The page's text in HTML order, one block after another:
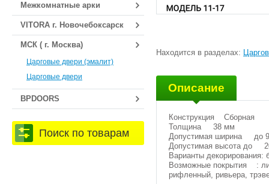
Межкомнатные арки
VITORA г. Новочебоксарск
МСК ( г. Москва)
Царговые двери (эмалит)
Царговые двери
BPDOORS
Поиск по товарам
Находится в разделах:
Описание
Конструкция Сборная
Толщина 38 мм
Допустимая ширина до
Допустимая высота до
Варианты декорирования:
Возможные покрытия :
рифленный, ривьера,